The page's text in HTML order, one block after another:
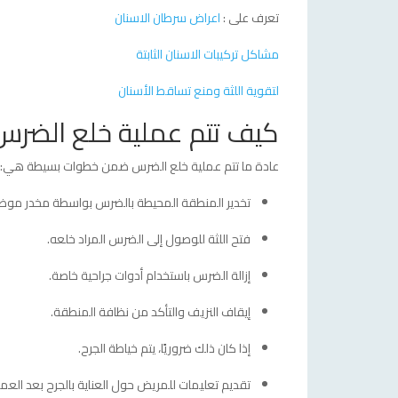
تعرف على :اعراض سرطان الاسنان
مشاكل تركيبات الاسنان الثابتة
لتقوية اللثة ومنع تساقط الأسنان
كيف تتم عملية خلع
عادة ما تتم عملية خلع الضرس ضمن خطوات بسيطة هي:
تخدير المنطقة المحيطة بالضرس بواسطة مخدر
فتح اللثة للوصول إلى الضرس المراد خلعه.
إزالة الضرس باستخدام أدوات جراحية خاصة.
إيقاف النزيف والتأكد من نظافة المنطقة.
إذا كان ذلك ضروريًا، يتم خياطة الجرح.
تقديم تعليمات للمريض حول العناية بالجرح بعد